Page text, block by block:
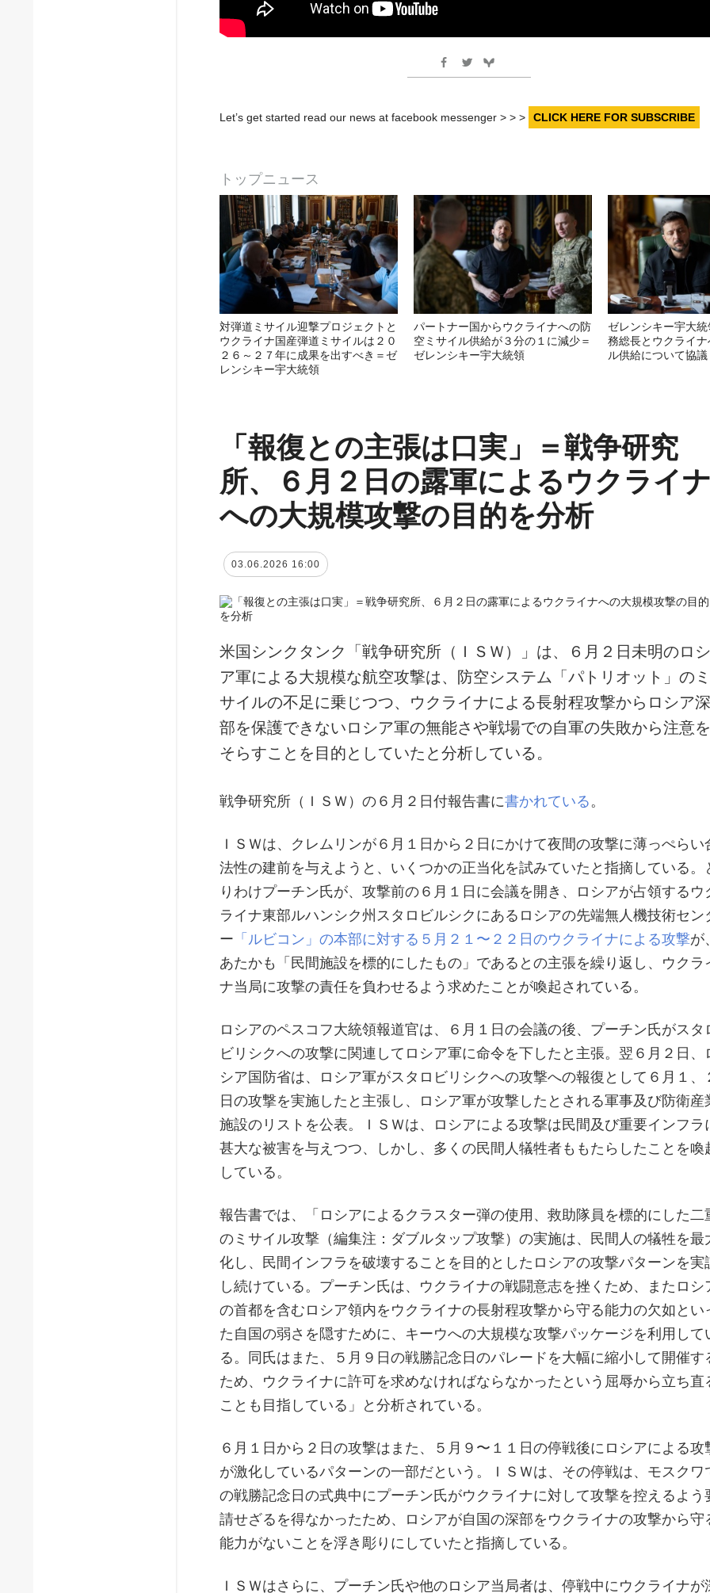
Let’s get started read our news at facebook messenger > > > CLICK HERE FOR SUBSCRIBE
トップニュース
対弾道ミサイル迎撃プロジェクトと
ウクライナ国産弾道ミサイルは２０
２６～２７年に成果を出すべき＝ゼ
レンシキー宇大統領
パートナー国からウクライナへの防
空ミサイル供給が３分の１に減少＝
ゼレンシキー宇大統領
ゼレンシキー宇大
務総長とウクライ
ル供給について協議
「報復との主張は口実」＝戦争研究
所、６月２日の露軍によるウクライナ
への大規模攻撃の目的を分析
03.06.2026 16:00
米国シンクタンク「戦争研究所（ＩＳＷ）」は、６月２日未明のロシ
ア軍による大規模な航空攻撃は、防空システム「パトリオット」のミ
サイルの不足に乗じつつ、ウクライナによる長射程攻撃からロシア深
部を保護できないロシア軍の無能さや戦場での自軍の失敗から注意を
そらすことを目的としていたと分析している。
戦争研究所（ＩＳＷ）の６月２日付報告書に書かれている 。
ＩＳＷは、クレムリンが６月１日から２日にかけて夜間の攻撃に薄っぺらい
法性の建前を与えようと、いくつかの正当化を試みていたと指摘している。
りわけプーチン氏が、攻撃前の６月１日に会議を開き、ロシアが占領するウ
ライナ東部ルハンシク州スタロビルシクにあるロシアの先端無人機技術セン
ー 「ルビコン」の本部に対する５月２１〜２２日のウクライナによる攻撃が、
あたかも「民間施設を標的にしたもの」であるとの主張を繰り返し、ウクラ
ナ当局に攻撃の責任を負わせるよう求めたことが喚起されている。
ロシアのペスコフ大統領報道官は、６月１日の会議の後、プーチン氏がスタ
ビリシクへの攻撃に関連してロシア軍に命令を下したと主張。翌６月２日、
シア国防省は、ロシア軍がスタロビリシクへの攻撃への報復として６月１、
日の攻撃を実施したと主張し、ロシア軍が攻撃したとされる軍事及び防衛産
施設のリストを公表。ＩＳＷは、ロシアによる攻撃は民間及び重要インフラ
甚大な被害を与えつつ、しかし、多くの民間人犠牲者ももたらしたことを喚
している。
報告書では、「ロシアによるクラスター弾の使用、救助隊員を標的にした二
のミサイル攻撃（編集注：ダブルタップ攻撃）の実施は、民間人の犠牲を最
化し、民間インフラを破壊することを目的としたロシアの攻撃パターンを実
し続けている。プーチン氏は、ウクライナの戦闘意志を挫くため、またロシ
の首都を含むロシア領内をウクライナの長射程攻撃から守る能力の欠如とい
た自国の弱さを隠すために、キーウへの大規模な攻撃パッケージを利用して
る。同氏はまた、５月９日の戦勝記念日のパレードを大幅に縮小して開催す
ため、ウクライナに許可を求めなければならなかったという屈辱から立ち直
ことも目指している」と分析されている。
６月１日から２日の攻撃はまた、５月９〜１１日の停戦後にロシアによる攻
が激化しているパターンの一部だという。ＩＳＷは、その停戦は、モスクワ
の戦勝記念日の式典中にプーチン氏がウクライナに対して攻撃を控えるよう
請せざるを得なかったため、ロシアが自国の深部をウクライナの攻撃から守
能力がないことを浮き彫りにしていたと指摘している。
ＩＳＷはさらに、プーチン氏や他のロシア当局者は、停戦中にウクライナが